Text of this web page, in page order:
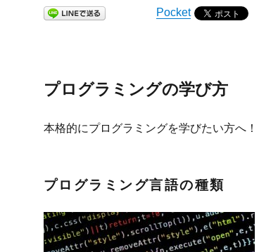
Pocket
プログラミングの学び方
本格的にプログラミングを学びたい方へ！
プログラミング言語の種類